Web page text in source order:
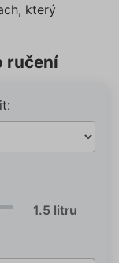
který
ručení